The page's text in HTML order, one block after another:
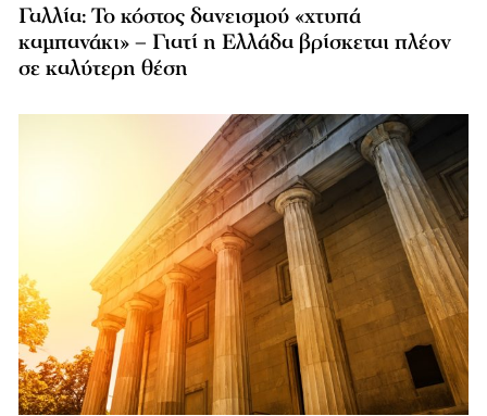
Γαλλία: Το κόστος δανεισμού «χτυπά
καμπανάκι» – Γιατί η Ελλάδα βρίσκεται πλέον
σε καλύτερη θέση